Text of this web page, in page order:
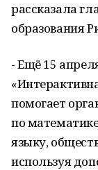
рассказала
образования
- Ещё 15
помогает
по
языку,
используя